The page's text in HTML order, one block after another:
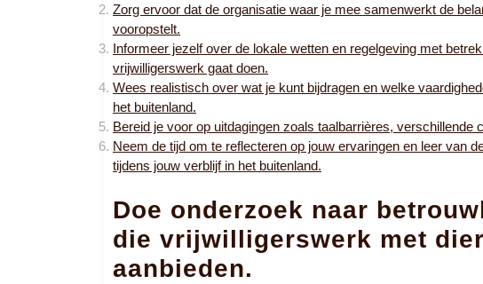
Zorg ervoor dat de organisatie waar je mee samenwerkt de
vooropstelt.
Informeer jezelf over de lokale wetten en regelgeving met
vrijwilligerswerk gaat doen.
Wees realistisch over wat je kunt bijdragen en welke
het buitenland.
Bereid je voor op uitdagingen zoals taalbarrières, verschillende
Neem de tijd om te reflecteren op jouw ervaringen en leer van
tijdens jouw verblijf in het buitenland.
Doe onderzoek naar
die vrijwilligerswerk met
aanbieden.